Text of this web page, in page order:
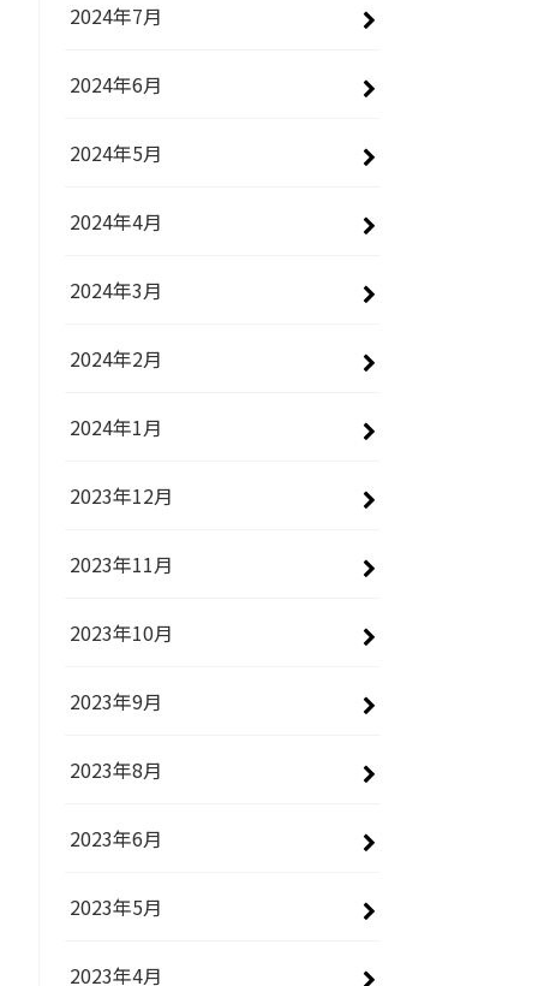
2024年7月
2024年6月
2024年5月
2024年4月
2024年3月
2024年2月
2024年1月
2023年12月
2023年11月
2023年10月
2023年9月
2023年8月
2023年6月
2023年5月
2023年4月